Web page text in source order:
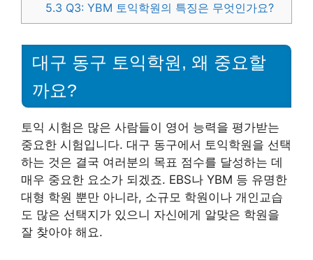
5.3 Q3: YBM 토익학원의 특징은 무엇인가요?
대구 동구 토익학원, 왜 중요할
까요?
토익 시험은 많은 사람들이 영어 능력을 평가받는
중요한 시험입니다. 대구 동구에서 토익학원을 선택
하는 것은 결국 여러분의 목표 점수를 달성하는 데
매우 중요한 요소가 되겠죠. EBS나 YBM 등 유명한
대형 학원 뿐만 아니라, 소규모 학원이나 개인교습
도 많은 선택지가 있으니 자신에게 알맞은 학원을
잘 찾아야 해요.